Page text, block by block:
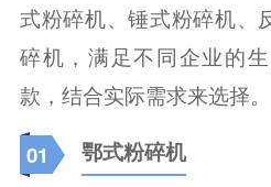
式粉碎机、锤式粉碎机、
碎机，满足不同企业的
款，结合实际需求来选择。
01 鄂式粉碎机